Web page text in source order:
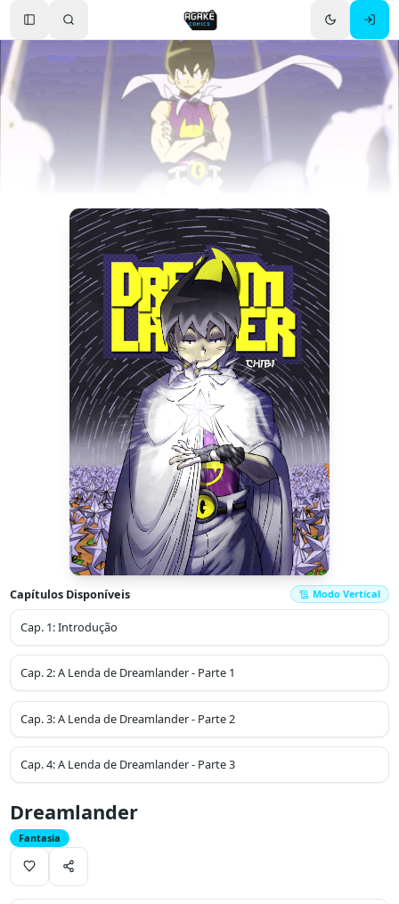
Toggle Sidebar
Capítulos Disponíveis Modo Vertical
Cap. 1:Introdução
Cap.2:A Lenda de Dreamlander - Parte 1
Cap.3:A Lenda de Dreamlander - Parte 2
Cap.4:A Lenda de Dreamlander - Parte 3
Dreamlander
Fantasia